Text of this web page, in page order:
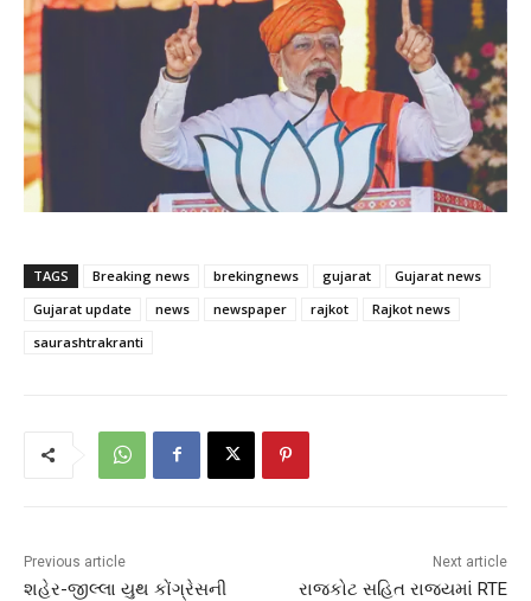
TAGS Breaking news brekingnews gujarat
Gujarat news
Gujarat update
news newspaper rajkot
Rajkot news
saurashtrakranti
Previous article
શહેર-જીલ્લા યુથ કોંગ્રેસની
Next article
રાજકોટ સહિત રાજ્યમાં RTE